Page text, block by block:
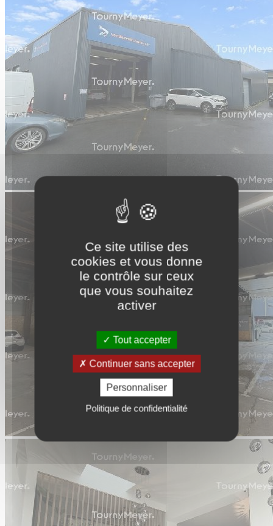
Ce site utilise des
cookies et vous donne
le contrôle sur ceux
que vous souhaitez
activer
Tout accepter
Continuer sans accepter
Personnaliser
Politique de confidentialité